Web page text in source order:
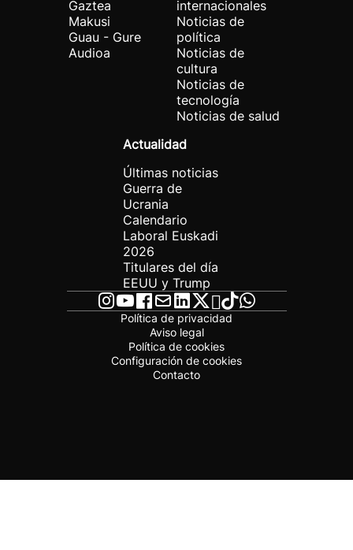
Gaztea
Makusi
Guau - Gure
Audioa
internacionales
Noticias de
política
Noticias de
cultura
Noticias de
tecnología
Noticias de salud
Actualidad
Últimas noticias
Guerra de
Ucrania
Calendario
Laboral Euskadi
2026
Titulares del día
EEUU y Trump
Política de privacidad
Aviso legal
Política de cookies
Configuración de cookies
Contacto